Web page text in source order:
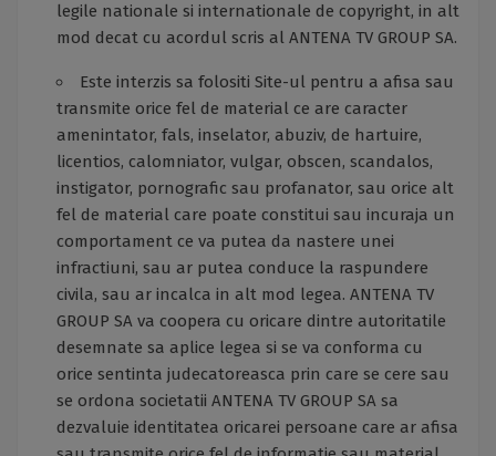
legile nationale si internationale de copyright, in alt
mod decat cu acordul scris al ANTENA TV GROUP SA.
Este interzis sa folositi Site-ul pentru a afisa sau
transmite orice fel de material ce are caracter
amenintator, fals, inselator, abuziv, de hartuire,
licentios, calomniator, vulgar, obscen, scandalos,
instigator, pornografic sau profanator, sau orice alt
fel de material care poate constitui sau incuraja un
comportament ce va putea da nastere unei
infractiuni, sau ar putea conduce la raspundere
civila, sau ar incalca in alt mod legea. ANTENA TV
GROUP SA va coopera cu oricare dintre autoritatile
desemnate sa aplice legea si se va conforma cu
orice sentinta judecatoreasca prin care se cere sau
se ordona societatii ANTENA TV GROUP SA sa
dezvaluie identitatea oricarei persoane care ar afisa